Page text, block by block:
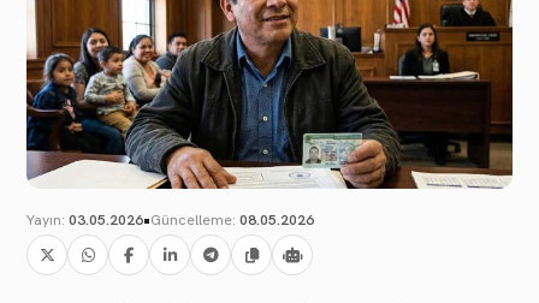
Yayın: 03.05.2026•Güncelleme: 08.05.2026